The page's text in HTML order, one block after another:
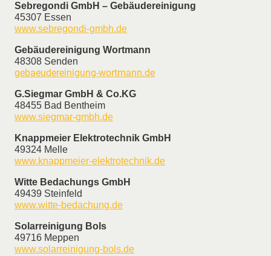
Sebregondi GmbH – Gebäudereinigung
45307 Essen
www.sebregondi-gmbh.de
Gebäudereinigung Wortmann
48308 Senden
gebaeudereinigung-wortmann.de
G.Siegmar GmbH & Co.KG
48455 Bad Bentheim
www.siegmar-gmbh.de
Knappmeier Elektrotechnik GmbH
49324 Melle
www.knappmeier-elektrotechnik.de
Witte Bedachungs GmbH
49439 Steinfeld
www.witte-bedachung.de
Solarreinigung Bols
49716 Meppen
www.solarreinigung-bols.de